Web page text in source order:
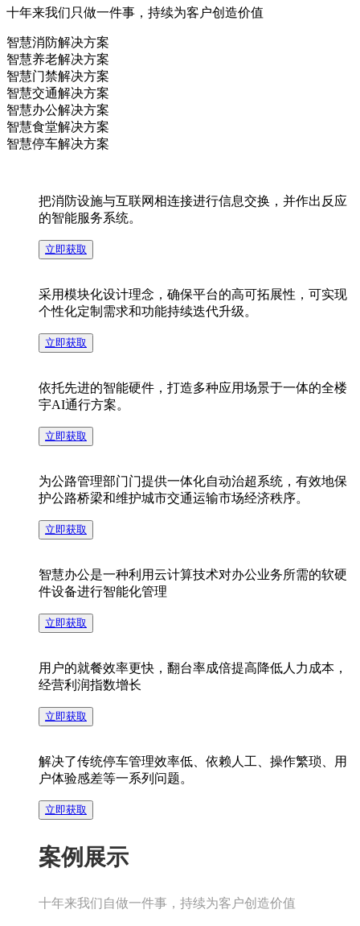
方
案
把消
防设
施与
网相
连接
进行
交
换，
并作
出反
应的
智能
系
统。
立
即
方
案
解
决
案
采用
化设
计理
念，
平台
的高
可拓
展
性，
可实
性化
定制
需求
能持
续迭
代升
级。
门
禁
解
决
方
案
依托
先进
的智
件，
打造
多种
应用
场景
于一
全楼
宇AI
通行
方
案。
智
慧
交
通
解
决
方
案
为公
理部
门门
提供
一体
化自
动治
统，
地保
智
慧
办
公
解
决
方
案
智慧
办公
是一
种利
用云
计算
智
慧
食
堂
解
决
方
案
用户
智
慧
停
车
解
决
方
十年来我们只做一件事，持续为客户创造价值
智慧消防解决方案
智慧养老解决方案
智慧门禁解决方案
智慧交通解决方案
智慧办公解决方案
智慧食堂解决方案
智慧停车解决方案
把消防设施与互联网相连接进行信息交换，并作出反应
的智能服务系统。
立即获取
采用模块化设计理念，确保平台的高可拓展性，可实现
个性化定制需求和功能持续迭代升级。
立即获取
依托先进的智能硬件，打造多种应用场景于一体的全楼
宇AI通行方案。
立即获取
为公路管理部门门提供一体化自动治超系统，有效地保
护公路桥梁和维护城市交通运输市场经济秩序。
立即获取
智慧办公是一种利用云计算技术对办公业务所需的软硬
件设备进行智能化管理
立即获取
用户的就餐效率更快，翻台率成倍提高降低人力成本，
经营利润指数增长
立即获取
解决了传统停车管理效率低、依赖人工、操作繁琐、用
户体验感差等一系列问题。
立即获取
案例展示
十年来我们自做一件事，持续为客户创造价值